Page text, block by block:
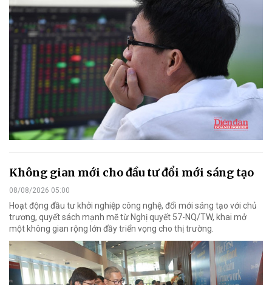
Không gian mới cho đầu tư đổi mới sáng tạo
08/08/2026 05:00
Hoạt động đầu tư khởi nghiệp công nghệ, đổi mới sáng tạo với chủ
trương, quyết sách mạnh mẽ từ Nghị quyết 57-NQ/TW, khai mở
một không gian rộng lớn đầy triển vọng cho thị trường.